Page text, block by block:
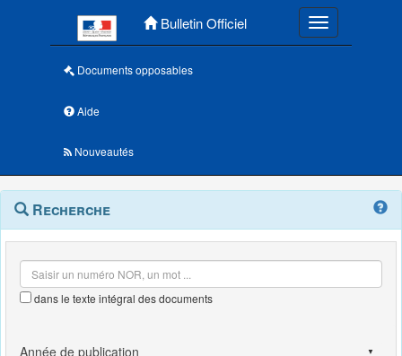
Bulletin Officiel Toggle
Documents opposables
Aide
Nouveautés
Navigation
outils
Menu
contextuel
Recherche
dans le texte intégral des documents